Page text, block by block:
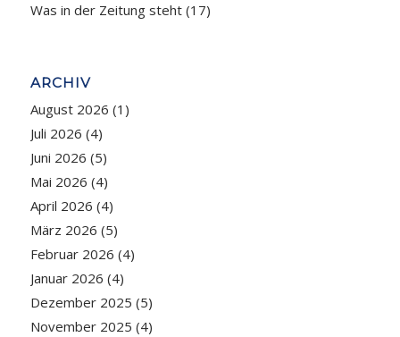
Was in der Zeitung steht(17)
ARCHIV
August 2026 (1)
Juli 2026 (4)
Juni 2026 (5)
Mai 2026 (4)
April 2026 (4)
März 2026 (5)
Februar 2026 (4)
Januar 2026 (4)
Dezember 2025 (5)
November 2025 (4)